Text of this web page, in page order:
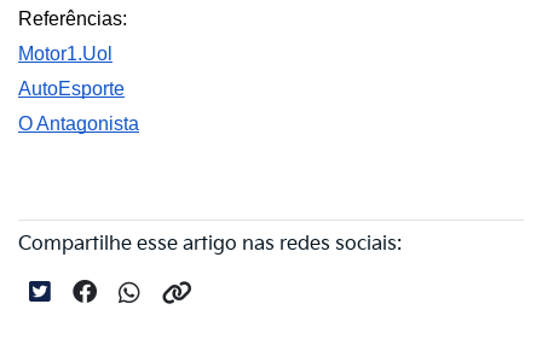
Referências:
Motor1.Uol
AutoEsporte
O Antagonista
Compartilhe esse artigo nas redes sociais: